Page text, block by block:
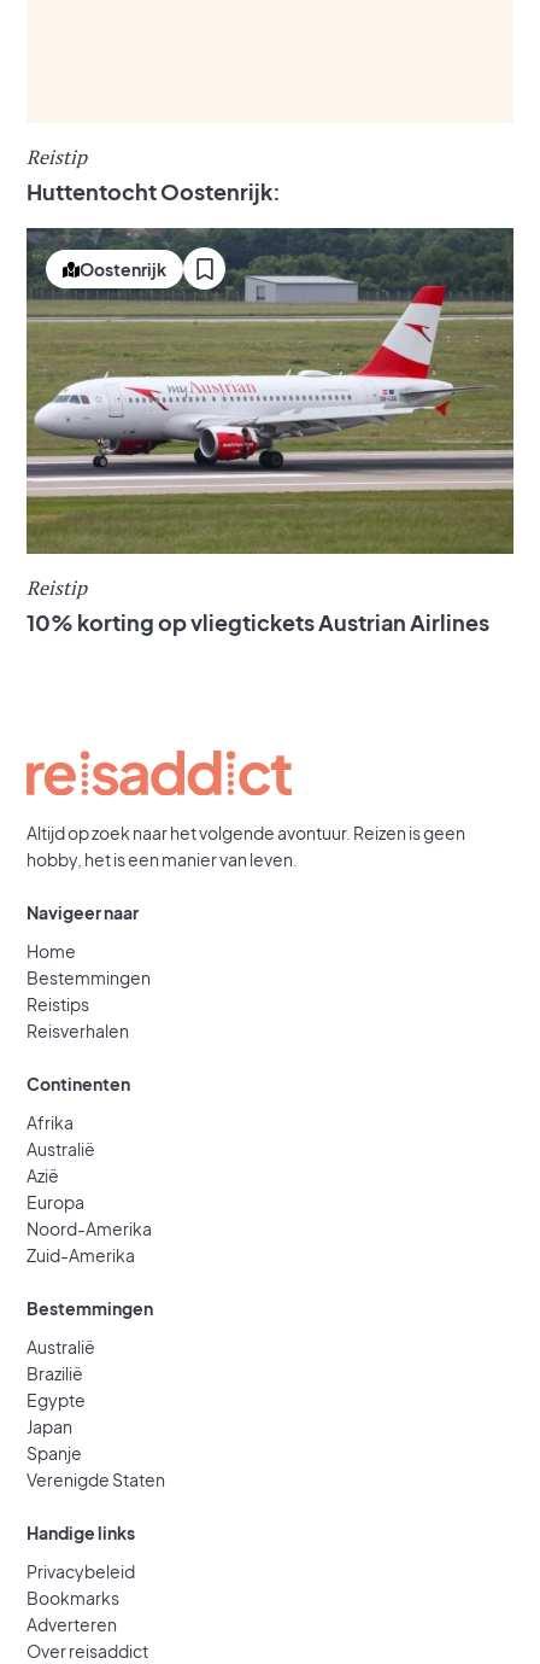
Reistip
Huttentocht Oostenrijk:
Oostenrijk
Reistip
10% korting op vliegtickets Austrian Airlines
Altijd op zoek naar het volgende avontuur. Reizen is geen
hobby, het is een manier van leven.
Navigeer naar
Home
Bestemmingen
Reistips
Reisverhalen
Continenten
Afrika
Australië
Azië
Europa
Noord-Amerika
Zuid-Amerika
Bestemmingen
Australië
Brazilië
Egypte
Japan
Spanje
Verenigde Staten
Handige links
Privacybeleid
Bookmarks
Adverteren
Over reisaddict